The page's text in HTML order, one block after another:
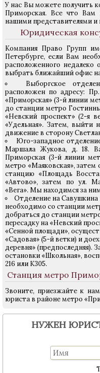
У нас Вы можете получить
Приморская. Все что Вам
нашими представителями и
Юридическая
Компания Право Групп
Петербурге, если Вам
расположенного
выбрать ближайший офис
Выборгское
расположен по адресу:
«Приморская» (3-й линии
до станции метро
«Невский проспект» (2-я
«Удельная». Затем, выйти
движение в сторону
Юго-западное
Маршала Жукова, д. 18.
Приморская (3-й линии
метро «Маяковская», затем
станцию «Площадь
«Автово», затем по ул.
«Вега». Мы находимся за
Отделение на Савушкина
необходимо со станции
добраться до станции
пересадку на «Невский
«Сенной площади»,
«Садовая» (5-й ветки) и
деревня» (предпоследняя).
остановки «Школьная»,
216 или К305.
Станция метро
Звоните, приезжайте к
юриста в районе метро
НУЖЕН